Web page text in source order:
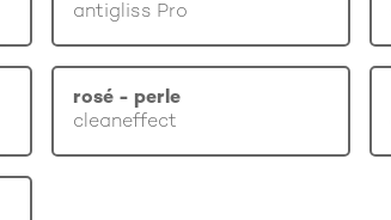
antigliss Pro
rosé - perle
cleaneffect